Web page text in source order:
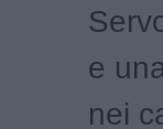
e
nei